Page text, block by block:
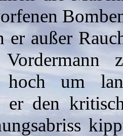
er außer
hoch um
er den